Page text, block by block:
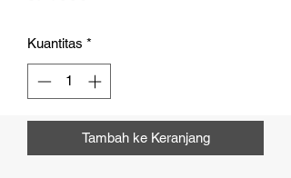
Kuantitas *
Tambah ke Keranjang